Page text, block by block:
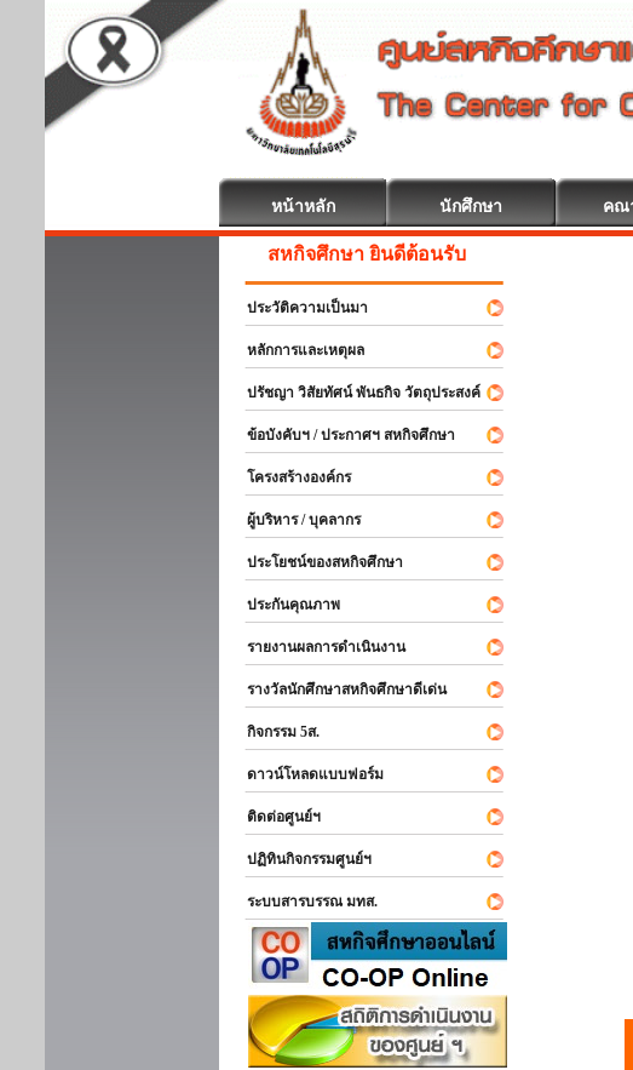
หน้าหลัก นักศึกษา คณ
สหกิจศึกษา ยินดีต้อนรับ
ประวัติความเป็นมา
หลักการและเหตุผล
ปรัชญา วิสัยทัศน์ พันธกิจ วัตถุประสงค์
ข้อบังคับฯ / ประกาศฯ สหกิจศึกษา
โครงสร้างองค์กร
ผู้บริหาร / บุคลากร
ประโยชน์ของสหกิจศึกษา
ประกันคุณภาพ
รายงานผลการดำเนินงาน
รางวัลนักศึกษาสหกิจศึกษาดีเด่น
กิจกรรม 5ส.
ดาวน์โหลดแบบฟอร์ม
ติดต่อศูนย์ฯ
ปฏิทินกิจกรรมศูนย์ฯ
ระบบสารบรรณ มทส.